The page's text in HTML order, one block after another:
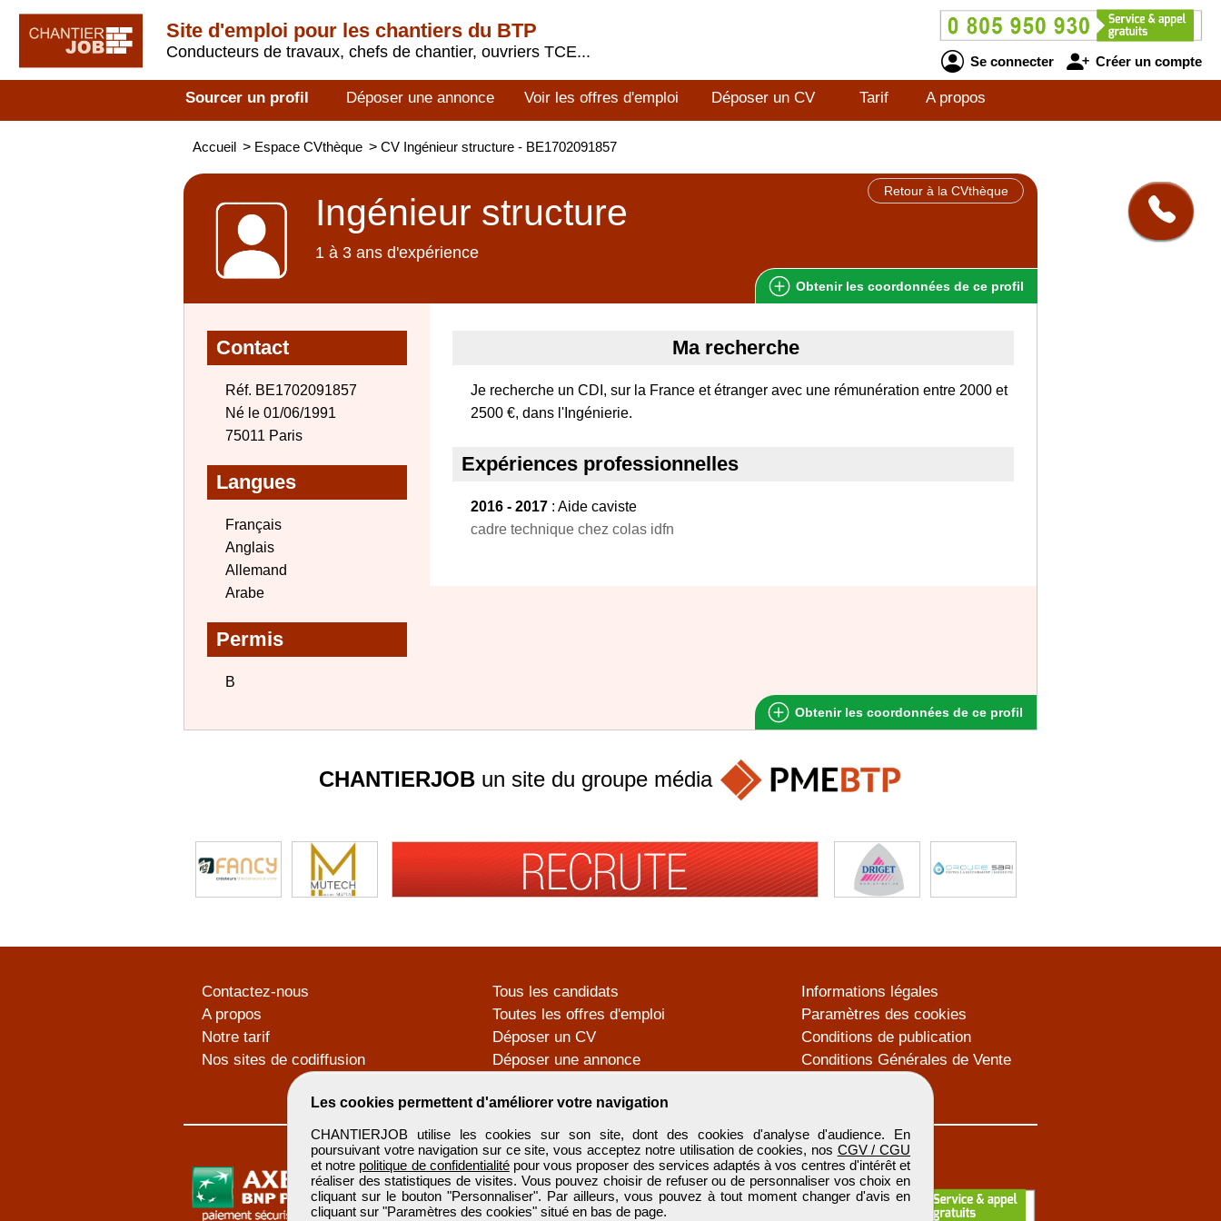
Site d'emploi pour les chantiers du BTP
Conducteurs de travaux, chefs de chantier, ouvriers TCE...
Se connecter Créer un compte
Sourcer un profil Déposer une annonce Voir les offres d'emploi Déposer un CV Tarif A propos
Accueil > Espace CVthèque > CV Ingénieur structure - BE1702091857
Retour à la CVthèque
Ingénieur structure
1 à 3 ans d'expérience
Obtenir les coordonnées de ce profil
Contact
Réf. BE1702091857
Né le 01/06/1991
75011 Paris
Langues
Français
Anglais
Allemand
Arabe
Permis
B
Ma recherche
Je recherche un CDI, sur la France et étranger avec une rémunération entre 2000 et
2500 €, dans l'Ingénierie.
Expériences professionnelles
2016 - 2017 : Aide caviste
cadre technique chez colas idfn
Obtenir les coordonnées de ce profil
Les cookies permettent d'améliorer votre navigation
CHANTIERJOB utilise les cookies sur son site, dont des cookies d'analyse d'audience. En
poursuivant votre navigation sur ce site, vous acceptez notre utilisation de cookies, nos CGV / CGU
et notre politique de confidentialitépour vous proposer des services adaptés à vos centres d'intérêt et
réaliser des statistiques de visites. Vous pouvez choisir de refuser ou de personnaliser vos choix en
cliquant sur le bouton "Personnaliser". Par ailleurs, vous pouvez à tout moment changer d'avis en
cliquant sur "Paramètres des cookies" situé en bas de page.
CHANTIERJOBun site du groupe média
Contactez-nous
A propos
Notre tarif
Nos sites de codiffusion
Tous les candidats
Toutes les offres d'emploi
Déposer un CV
Déposer une annonce
Informations légales
Paramètres des cookies
Conditions de publication
Conditions Générales de Vente